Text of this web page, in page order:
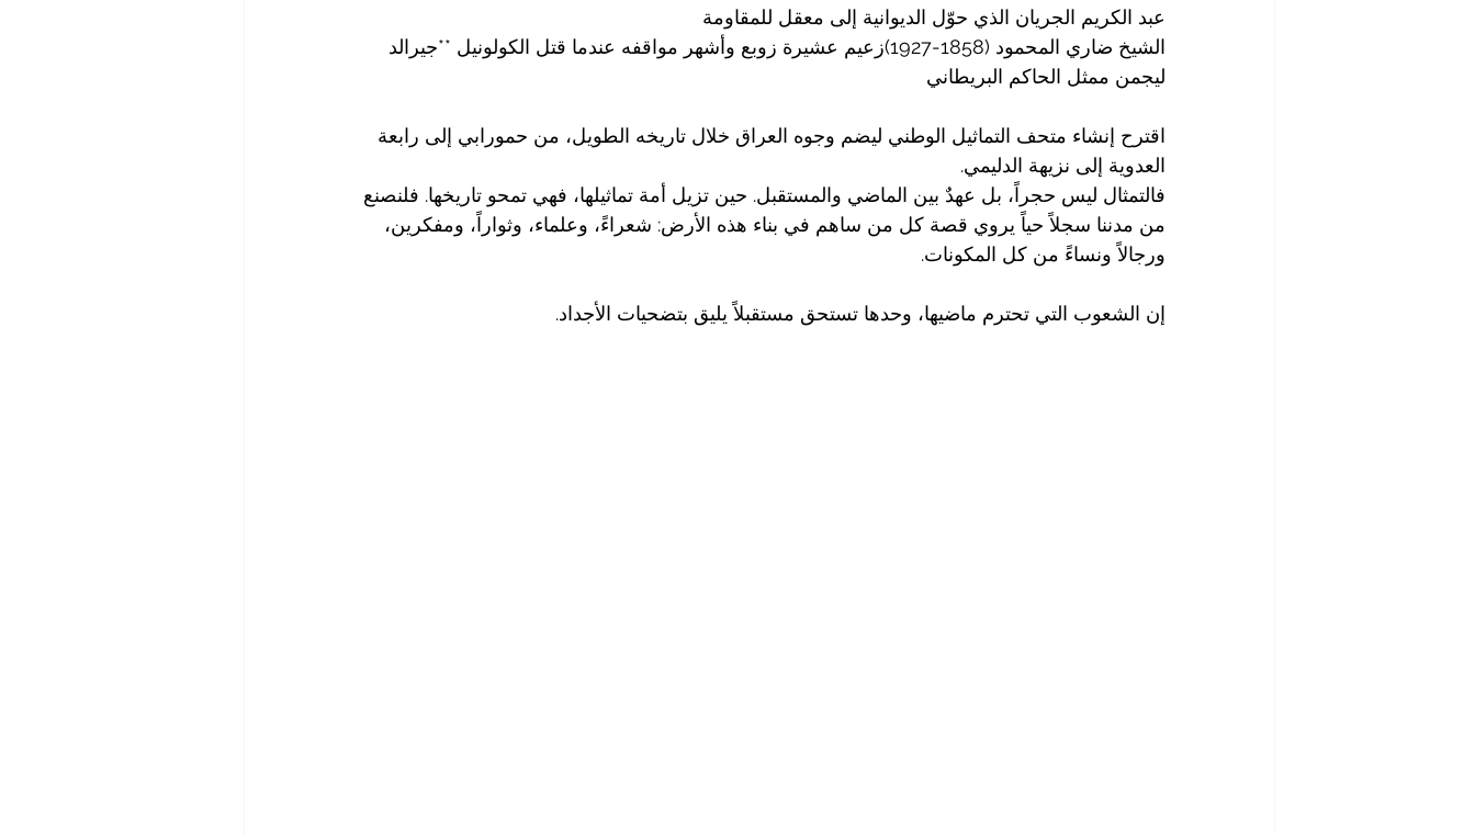
عبد الكريم الجريان الذي حوّل الديوانية إلى معقل للمقاومة
الشيخ ضاري المحمود (1858-1927)زعيم عشيرة زوبع وأشهر مواقفه عندما قتل الكولونيل **جيرالد
ليجمن ممثل الحاكم البريطاني
اقترح إنشاء متحف التماثيل الوطني ليضم وجوه العراق خلال تاريخه الطويل، من حمورابي إلى رابعة
العدوية إلى نزيهة الدليمي.
فالتمثال ليس حجراً، بل عهدٌ بين الماضي والمستقبل. حين تزيل أمة تماثيلها، فهي تمحو تاريخها. فلنصنع
من مدننا سجلاً حياً يروي قصة كل من ساهم في بناء هذه الأرض: شعراءً، وعلماء، وثواراً، ومفكرين،
ورجالاً ونساءً من كل المكونات.
إن الشعوب التي تحترم ماضيها، وحدها تستحق مستقبلاً يليق بتضحيات الأجداد.